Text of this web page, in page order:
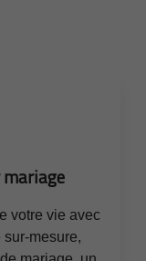
votre vie avec
mesure,